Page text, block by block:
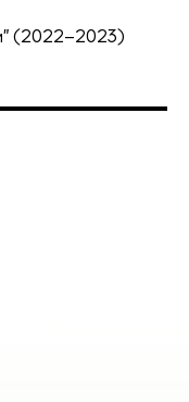
(2022–2023)